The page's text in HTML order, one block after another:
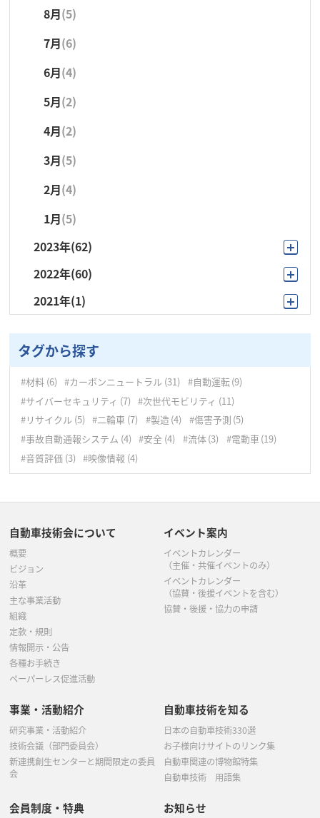
2月(1)
1月(4)
7月(6)
6月(3)
5月(4)
4月(3)
3月(5)
2月(1)
1月(4)
8月(5)
7月(6)
6月(4)
5月(2)
4月(2)
3月(5)
2月(4)
1月(5)
2023年(62)
12月(4)
11月(5)
10月(9)
9月(8)
8月
(5)
7月(2)
6月(4)
5月(6)
3月(4)
1月
2022年(60)
12月(10)
11月(7)
10月(5)
9月 (4)
8月(5)
7月(5)
6月(3)
5月(6)
4月(7)
2021年(1)
9月(1)
タグから探す
#材料 (6) #カーボンニュートラル (31) #自動運転(9)
#サイバーセキュリティ (7) #次世代モビリティ (11)
#リサイクル (5) #二輪車 (7) #製造(4) #傷害予測 (5)
#事故自動通報システム (4) #安全 (4) #流体(3) #電動車(19)
#音質評価 (3) #映像情報 (4)
自動車技術会について
概要
ビジョン
沿革
主な事業活動
組織
定款・規則
情報開示・公告
各種お手続き
ペーパーレス促進活動
イベント案内
イベントカレンダー
（主催・共催イベントのみ）
イベントカレンダー
（協賛・後援イベントを含む）
協賛・後援・協力の申請
事業・活動紹介
研究事業・活動紹介
技術会議（部門委員会）
新連携創生センターと期間限定の委員
会
自動車技術を知る
日本の自動車技術330選
お子様向けサイトのリンク集
自動車関連の博物館特集
自動車技術 用語集
会員制度・特典 お知らせ